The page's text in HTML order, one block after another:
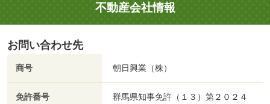
不動産会社情報
お問い合わせ先
商号 朝日興業（株）
免許番号
群馬県知事免許（１３）第２０２４